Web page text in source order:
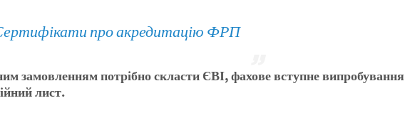
про акредитацію ФРП
замовленням потрібно скласти ЄВІ, фахове вступне випробування
лист.